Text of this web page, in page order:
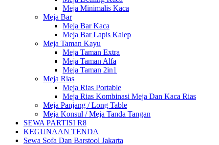
Meja Minimalis Kaca
Meja Bar
Meja Bar Kaca
Meja Bar Lapis Kalep
Meja Taman Kayu
Meja Taman Extra
Meja Taman Alfa
Meja Taman 2in1
Meja Rias
Meja Rias Portable
Meja Rias Kombinasi Meja Dan Kaca Rias
Meja Panjang / Long Table
Meja Konsul / Meja Tanda Tangan
SEWA PARTISI R8
KEGUNAAN TENDA
Sewa Sofa Dan Barstool Jakarta